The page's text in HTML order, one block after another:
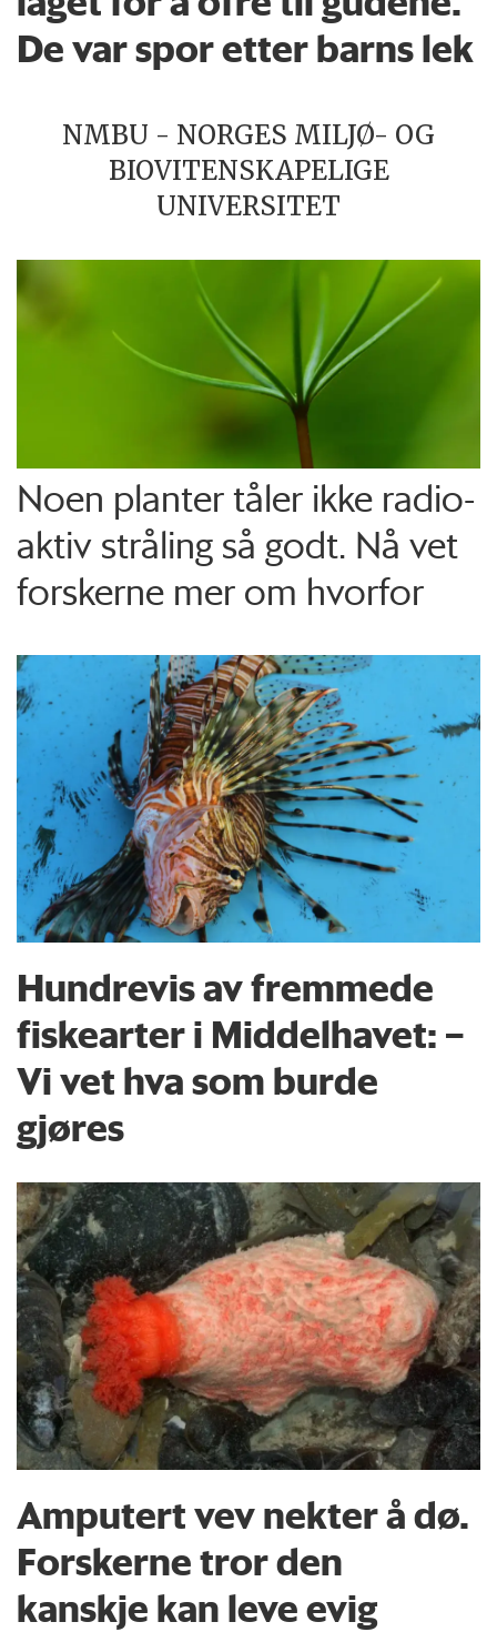
De var spor etter barns lek
NMBU - NORGES MILJØ- OG
BIOVITENSKAPELIGE
UNIVERSITET
Noen planter tåler ikke radio­
aktiv stråling så godt. Nå vet
forskerne mer om hvorfor
Hundrevis av fremmede
fiskearter i Middelhavet: –
Vi vet hva som burde
gjøres
Amputert vev nekter å dø.
Forskerne tror den
kanskje kan leve evig